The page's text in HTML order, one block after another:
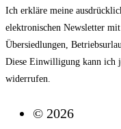
Ich erkläre meine
elektronischen Newsletter
Übersiedlungen,
Diese Einwilligung kann ich
widerrufen.
© 2026